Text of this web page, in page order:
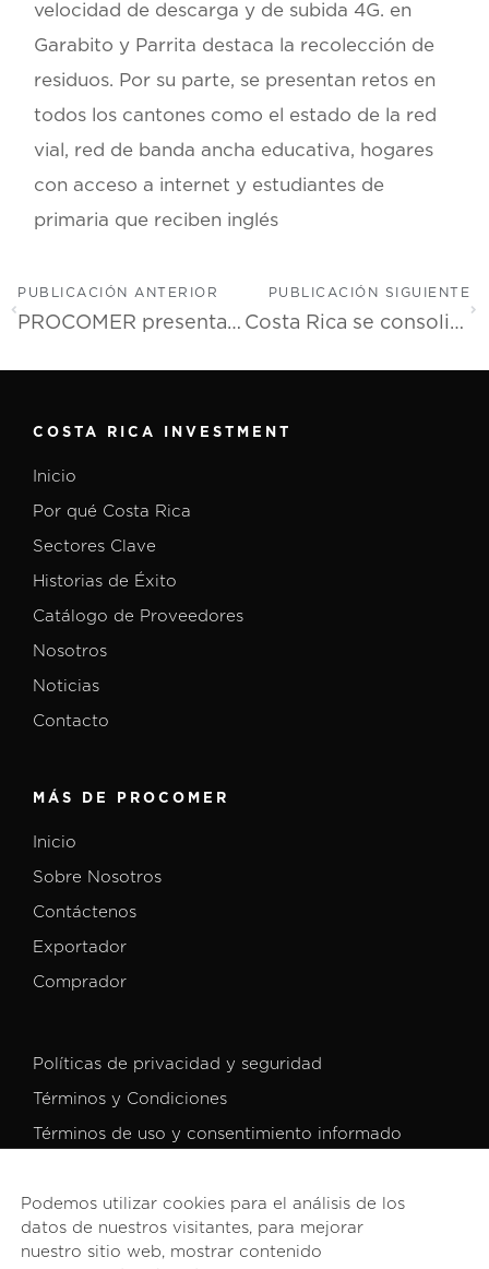
velocidad de descarga y de subida 4G. en
Garabito y Parrita destaca la recolección de
residuos. Por su parte, se presentan retos en
todos los cantones como el estado de la red
vial, red de banda ancha educativa, hogares
con acceso a internet y estudiantes de
primaria que reciben inglés
PUBLICACIÓN ANTERIOR
PROCOMER presenta perfil de región Huetar Norte para incentivar oportunidades de inversión
PUBLICACIÓN SIGUIENTE
Costa Rica se consolida como referente en generación de oportunidades para la industria audiovisual mundial
COSTA RICA INVESTMENT
Inicio
Por qué Costa Rica
Sectores Clave
Historias de Éxito
Catálogo de Proveedores
Nosotros
Noticias
Contacto
MÁS DE PROCOMER
Inicio
Sobre Nosotros
Contáctenos
Exportador
Comprador
Políticas de privacidad y seguridad
Términos y Condiciones
Términos de uso y consentimiento informado
Podemos utilizar cookies para el análisis de los
datos de nuestros visitantes, para mejorar
nuestro sitio web, mostrar contenido